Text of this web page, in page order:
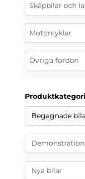
Skåpbilar och
Motorcyklar
Övriga fordon
Produktkategori
Begagnade
Nya bilar